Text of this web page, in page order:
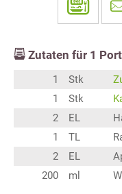
Zutaten für 1
1 Stk
1
Stk
2
EL
1
TL
2
EL
200
ml